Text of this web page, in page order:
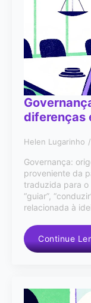
diferenças
Helen Lugarinho
Governança:
proveniente da
traduzida para o
“guiar”,
relacionada à
Continue